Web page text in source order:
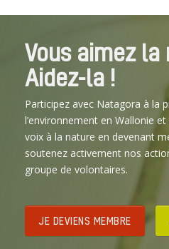
Vous aimez la
Aidez-la !
Participez avec Natagora à la
l’environnement en Wallonie
voix à la nature en devenant
soutenez activement nos
groupe de volontaires.
JE DEVIENS MEMBRE